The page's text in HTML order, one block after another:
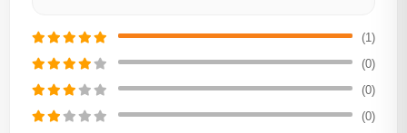
(1)
(0)
(0)
(0)